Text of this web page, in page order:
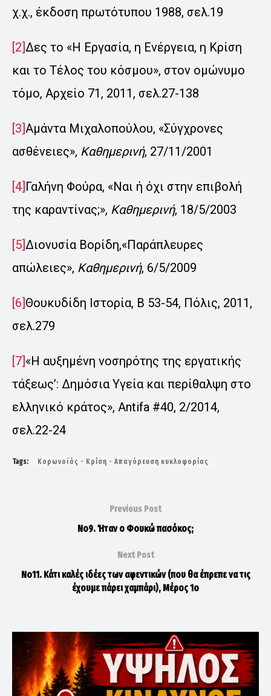
χ.χ., έκδοση πρωτότυπου 1988, σελ.19
[2]Δες το «Η Εργασία, η Ενέργεια, η Κρίση
και το Τέλος του κόσμου», στον ομώνυμο
τόμο, Αρχείο 71, 2011, σελ.27-138
[3]Αμάντα Μιχαλοπούλου, «Σύγχρονες
ασθένειες», Καθημερινή, 27/11/2001
[4] Γαλήνη Φούρα, «Ναι ή όχι στην επιβολή
της καραντίνας;», Καθημερινή, 18/5/2003
[5]Διονυσία Βορίδη,«Παράπλευρες
απώλειες», Καθημερινή, 6/5/2009
[6]Θουκυδίδη Ιστορία, Β 53-54, Πόλις, 2011,
σελ.279
[7]«Η αυξημένη νοσηρότης της εργατικής
τάξεως’: Δημόσια Υγεία και περίθαλψη στο
ελληνικό κράτος», Antifa #40, 2/2014,
σελ.22-24
Tags: Κορωνοϊός - Κρίση - Απαγόρευση κυκλοφορίας
Previous Post
Νο9. Ήταν ο Φουκώ πασόκος;
Next Post
Νο11. Κάτι καλές ιδέες των αφεντικών (που θα έπρεπε να τις
έχουμε πάρει χαμπάρι), Μέρος 1ο